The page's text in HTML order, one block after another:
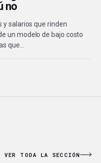
no
y salarios que rinden
un modelo de bajo costo
que…
VER TODA LA SECCIÓN